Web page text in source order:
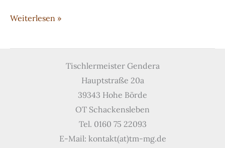
Küche
grau
Weiterlesen »
Tischlermeister Gendera
Hauptstraße 20a
39343 Hohe Börde
OT Schackensleben
Tel. 0160 75 22093
E-Mail: kontakt(at)tm-mg.de